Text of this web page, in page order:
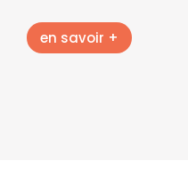
en savoir +